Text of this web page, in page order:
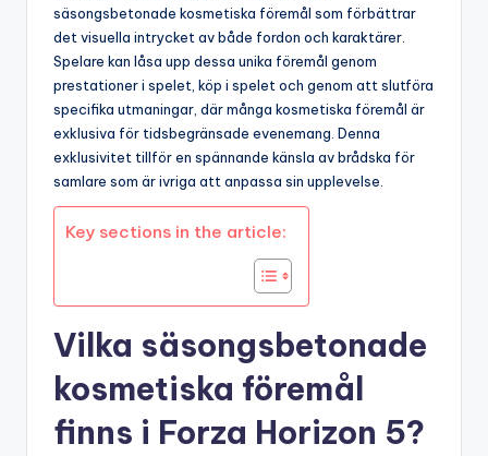
säsongsbetonade kosmetiska föremål som förbättrar
det visuella intrycket av både fordon och karaktärer.
Spelare kan låsa upp dessa unika föremål genom
prestationer i spelet, köp i spelet och genom att slutföra
specifika utmaningar, där många kosmetiska föremål är
exklusiva för tidsbegränsade evenemang. Denna
exklusivitet tillför en spännande känsla av brådska för
samlare som är ivriga att anpassa sin upplevelse.
Key sections in the article:
Vilka säsongsbetonade
kosmetiska föremål
finns i Forza Horizon 5?